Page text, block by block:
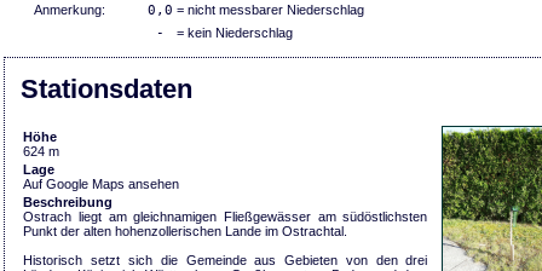
Anmerkung: 0,0 = nicht messbarer Niederschlag
- = kein Niederschlag
Stationsdaten
Höhe
624 m
Lage
Auf Google Maps ansehen
Beschreibung
Ostrach liegt am gleichnamigen Fließgewässer am südöstlichsten
Punkt der alten hohenzollerischen Lande im Ostrachtal.
Historisch setzt sich die Gemeinde aus Gebieten von den drei